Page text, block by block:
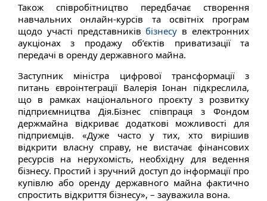
Також співробітництво передбачає створення
навчальних онлайн-курсів та освітніх програм
щодо участі представниківбізнесу в електронних
аукціонах з продажу об’єктів приватизації та
передачі в оренду державного майна.
Заступник міністра цифрової трансформації з
питань євроінтеграції Валерія Іонан підкреслила,
що в рамках національного проєкту з розвитку
підприємництва Дія.Бізнес співпраця з Фондом
держмайна відкриває додаткові можливості для
підприємців. «Дуже часто у тих, хто вирішив
відкрити власну справу, не вистачає фінансових
ресурсів на нерухомість, необхідну для ведення
бізнесу. Простий і зручний доступ до інформації про
купівлю або оренду державного майна фактично
спростить відкриття бізнесу», – зауважила вона.